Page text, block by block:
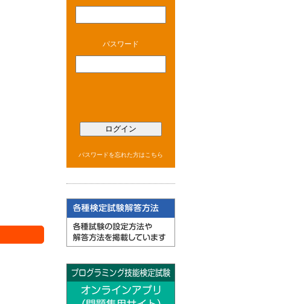
パスワード
ログイン
パスワードを忘れた方はこちら